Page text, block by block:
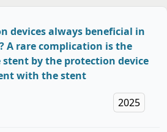
devices always beneficial in
A rare complication is the
by the protection device
with the stent
2025